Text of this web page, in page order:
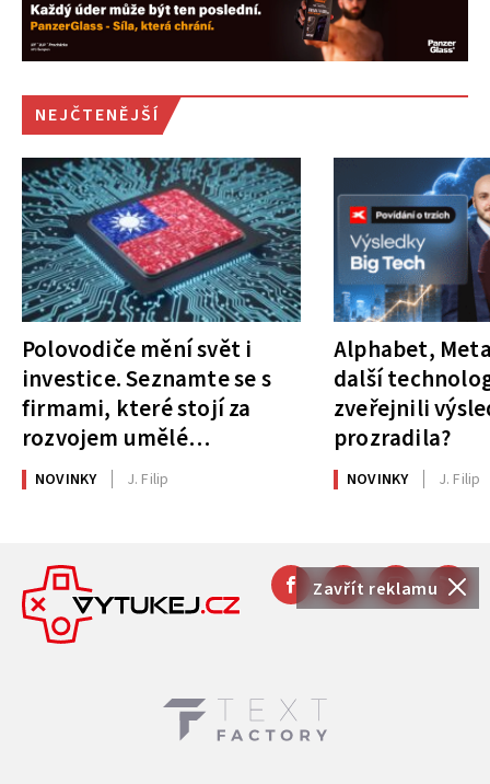
Zavřít reklamu
NEJČTENĚJŠÍ
Polovodiče mění svět i
investice. Seznamte se s
firmami, které stojí za
rozvojem umělé
inteligence
NOVINKY J. Filip
Alphabet,
další
zveřejnili
prozradila?
NOVINKY J. Filip